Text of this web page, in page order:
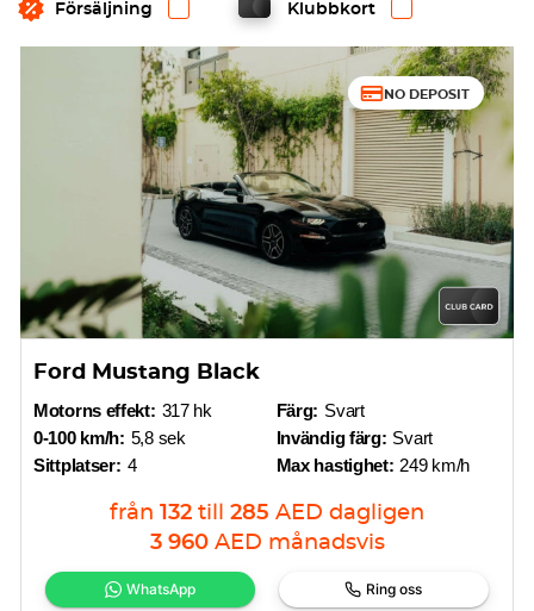
Försäljning Klubbkort
NO DEPOSIT
Ford Mustang Black
Motorns effekt: 317 hk
0-100 km/h: 5,8 sek
Sittplatser: 4
Färg: Svart
Invändig färg: Svart
Max hastighet: 249 km/h
från 132 till 285 AED dagligen
3 960 AED månadsvis
WhatsApp Ring oss